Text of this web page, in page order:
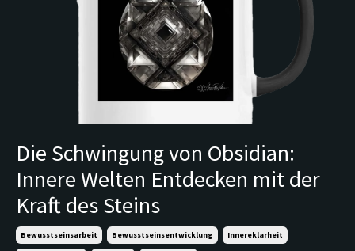
Die Schwingung von Obsidian:
Innere Welten Entdecken mit der
Kraft des Steins
Bewusstseinsarbeit Bewusstseinsentwicklung Innereklarheit